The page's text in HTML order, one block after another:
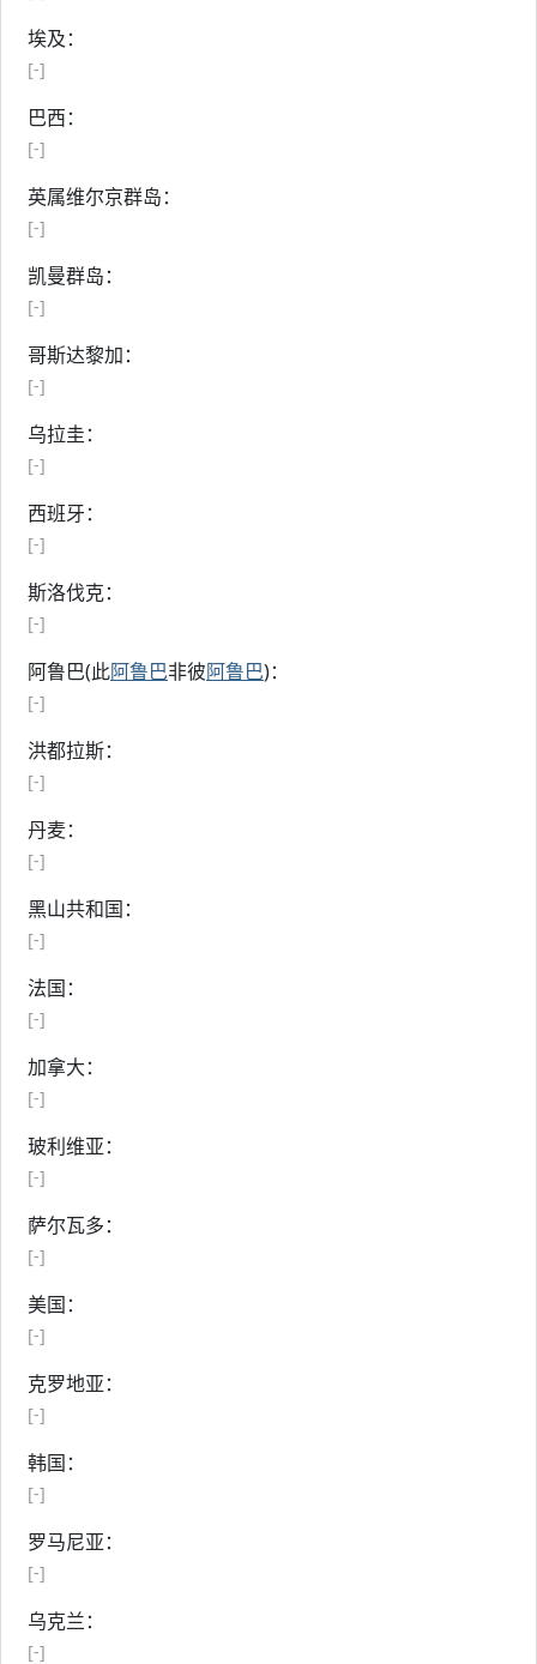
埃及：
[-]
巴西：
[-]
英属维尔京群岛：
[-]
凯曼群岛：
[-]
哥斯达黎加：
[-]
乌拉圭：
[-]
西班牙：
[-]
斯洛伐克：
[-]
阿鲁巴(此阿鲁巴非彼阿鲁巴)：
[-]
洪都拉斯：
[-]
丹麦：
[-]
黑山共和国：
[-]
法国：
[-]
加拿大：
[-]
玻利维亚：
[-]
萨尔瓦多：
[-]
美国：
[-]
克罗地亚：
[-]
韩国：
[-]
罗马尼亚：
[-]
乌克兰：
[-]